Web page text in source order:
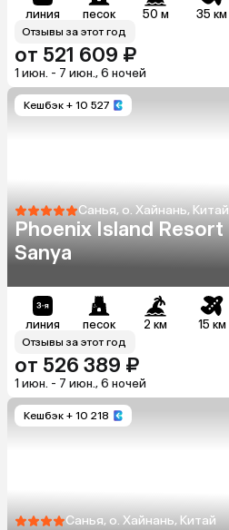
линия песок 50 м 35 км
Отзывы за этот год
от 521 609 ₽
1 июн. - 7 июн., 6 ночей
Кешбэк + 10 527
Санья, о. Хайнань, Китай
Phoenix Island Resort
Sanya
линия песок 2 км 15 км
Отзывы за этот год
от 526 389 ₽
1 июн. - 7 июн., 6 ночей
Кешбэк + 10 218
Санья, о. Хайнань, Китай